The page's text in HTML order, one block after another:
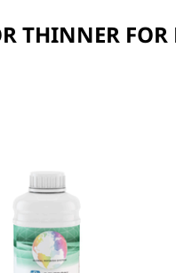
THINNER